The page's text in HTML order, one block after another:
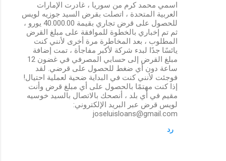
اسمي محمد كرم من سوريا ، غادرت الإمارات
العربية المتحدة ، اتصلت بقرض السيد جوزيه لويس
للحصول على قرض تجاري بقيمة 40.000.00 يورو ،
ثم تم إخباري بالخطوة للموافقة على مبلغ القرض
المطلوب ، بعد المخاطرة مرة أخرى لأنني كنت
يائسًا جدًا لبدء شركة لأكبر مفاجأة ، تمت إضافة
مبلغ القرض إلى حسابي المصرفي في غضون 12
ساعة دون أي ضغط للحصول على قرضي. لقد
فوجئت لأنني كنت في البداية ضحية لعملية احتيال!
إذا كنت مهتمًا بالحصول على أي مبلغ قرض وأنت
مقيم في أي بلد ، أنصحك بالاتصال بالسيد خوسيه
لويس قرض عبر البريد الإلكتروني:
joseluisloans@gmail.com
رد